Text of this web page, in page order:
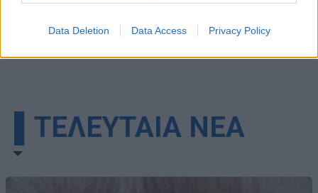
Data Deletion Data Access Privacy Policy
▌ΤΕΛΕΥΤΑΙΑ ΝΕΑ